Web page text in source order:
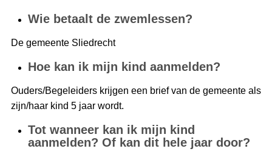
Wie betaalt de zwemlessen?
De gemeente Sliedrecht
Hoe kan ik mijn kind aanmelden?
Ouders/Begeleiders krijgen een brief van de gemeente als
zijn/haar kind 5 jaar wordt.
Tot wanneer kan ik mijn kind
aanmelden? Of kan dit hele jaar door?